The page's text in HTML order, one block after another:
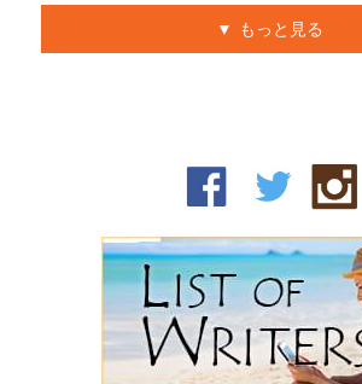
もっと見る